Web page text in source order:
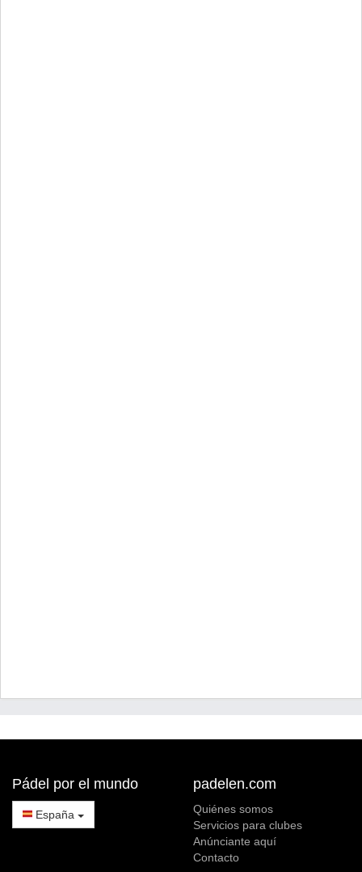
Pádel por el mundo
España
padelen.com
Quiénes somos
Servicios para clubes
Anúnciante aquí
Contacto